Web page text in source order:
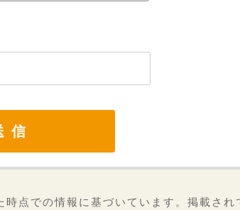
点での情報に基づいています。掲載され